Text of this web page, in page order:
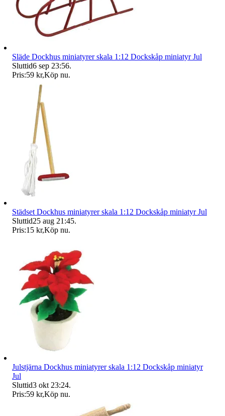
Släde Dockhus miniatyrer skala 1:12 Dockskåp miniatyr Jul
Sluttid6 sep 23:56.
Pris:59 kr,Köp nu.
Städset Dockhus miniatyrer skala 1:12 Dockskåp miniatyr Jul
Sluttid25 aug 21:45.
Pris:15 kr,Köp nu.
Julstjärna Dockhus miniatyrer skala 1:12 Dockskåp miniatyr
Jul
Sluttid3 okt 23:24.
Pris:59 kr,Köp nu.